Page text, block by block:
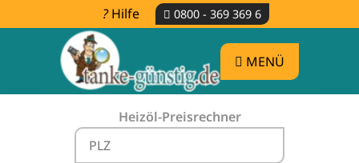
Hilfe 0800 - 369 369 6
MENÜ
Heizöl-Preisrechner